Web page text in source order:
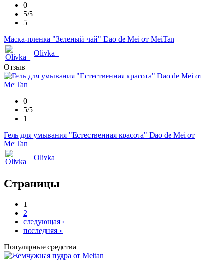
0
5/5
5
Маска-пленка "Зеленый чай" Dao de Mei от MeiTan
Olivka_
Отзыв
0
5/5
1
Гель для умывания "Естественная красота" Dao de Mei от
MeiTan
Olivka_
Страницы
1
2
следующая ›
последняя »
Популярные средства